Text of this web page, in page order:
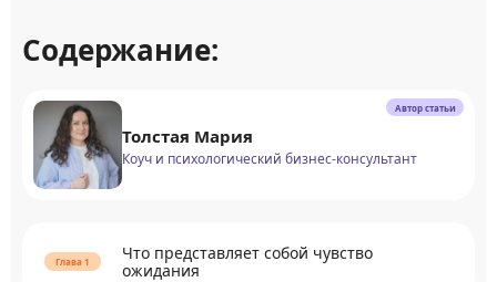
Содержание:
Автор статьи
Толстая Мария
Коуч и психологический бизнес-консультант
Что представляет собой чувство
ожидания